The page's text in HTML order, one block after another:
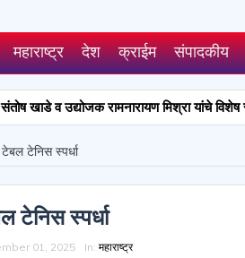
महाराष्ट्र देश क्राईम संपादकीय
रामनारायण मिश्रा यांचे विशेष सहकार्य.
टेनिस स्पर्धा
टेनिस स्पर्धा
01, 2025 In: महाराष्ट्र